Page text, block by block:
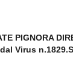
PIGNORA
Virus